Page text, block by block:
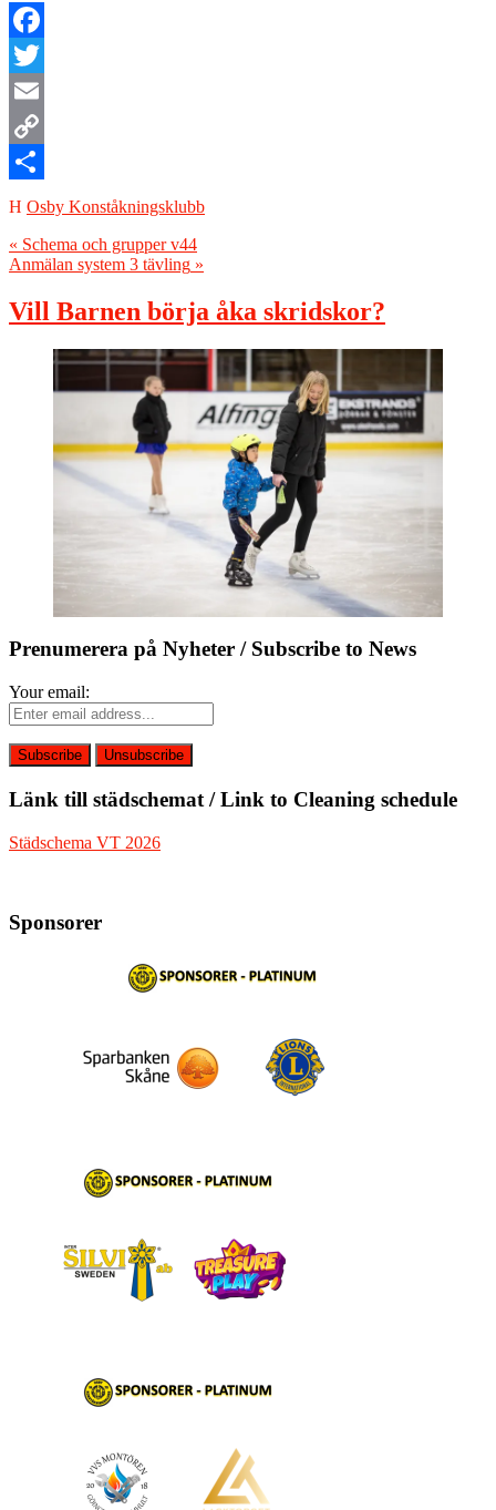
Facebook
Twitter
Email
Copy
Link
Dela
Osby Konståkningsklubb
Inläggsnavigering
« Schema och grupper v44
Anmälan system 3 tävling »
Vill Barnen börja åka skridskor?
Prenumerera på Nyheter / Subscribe to News
Your email:
Länk till städschemat / Link to Cleaning schedule
Städschema VT 2026
Sponsorer